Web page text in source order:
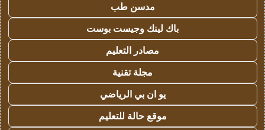
مدسن طب
باك لينك وجيست بوست
مصادر التعليم
مجلة تقنية
يو ان بي الرياضي
موقع حالة للتعليم